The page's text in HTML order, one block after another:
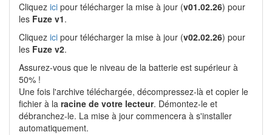
Cliquez ici pour télécharger la mise à jour (v01.02.26) pour
les Fuze v1.
Cliquez ici pour télécharger la mise à jour (v02.02.26) pour
les Fuze v2.
Assurez-vous que le niveau de la batterie est supérieur à
50% !
Une fois l'archive téléchargée, décompressez-là et copier le
fichier à la racine de votre lecteur. Démontez-le et
débranchez-le. La mise à jour commencera à s'installer
automatiquement.